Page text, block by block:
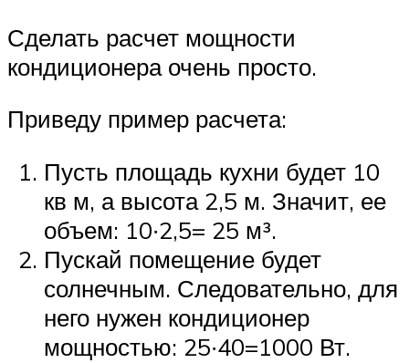
Сделать расчет мощности
кондиционера очень просто.
Приведу пример расчета:
Пусть площадь кухни будет 10
кв м, а высота 2,5 м. Значит, ее
объем: 10∙2,5= 25 м³.
Пускай помещение будет
солнечным. Следовательно, для
него нужен кондиционер
мощностью: 25∙40=1000 Вт.